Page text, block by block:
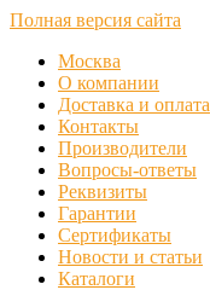
Полная версия сайта
Москва
О компании
Доставка и оплата
Контакты
Производители
Вопросы-ответы
Реквизиты
Гарантии
Сертификаты
Новости и статьи
Каталоги